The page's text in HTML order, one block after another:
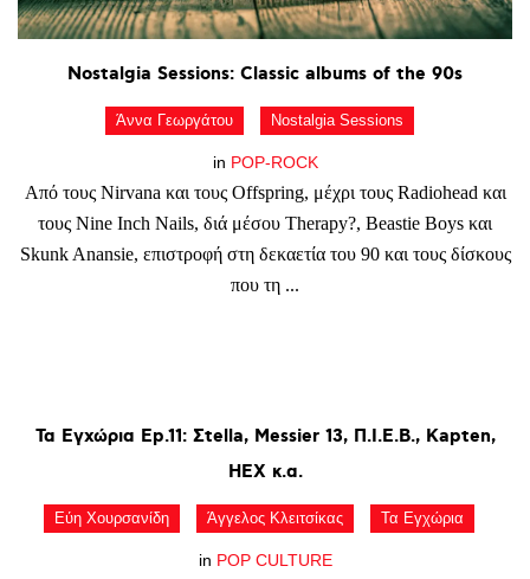
Nostalgia Sessions: Classic albums of the 90s
Άννα Γεωργάτου Nostalgia Sessions
in POP-ROCK
Από τους Nirvana και τους Offspring, μέχρι τους Radiohead και
τους Nine Inch Nails, διά μέσου Therapy?, Beastie Boys και
Skunk Anansie, επιστροφή στη δεκαετία του 90 και τους δίσκους
που τη ...
Τα Εγχώρια Ep.11: Σtella, Messier 13, Π.Ι.Ε.Β., Kapten,
HEX κ.α.
Εύη Χουρσανίδη Άγγελος Κλειτσίκας Τα Εγχώρια
in POP CULTURE